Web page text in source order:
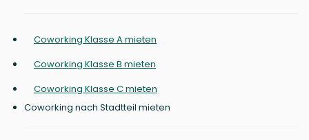
Coworking Klasse A mieten
Coworking Klasse B mieten
Coworking Klasse C mieten
Coworking nach Stadtteil mieten